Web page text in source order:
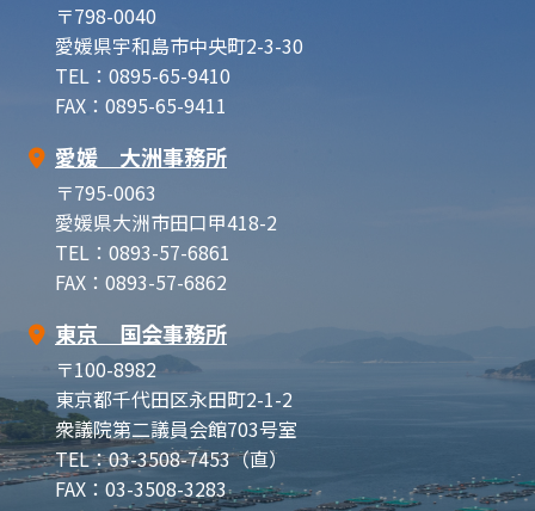
〒798-0040
愛媛県宇和島市中央町2-3-30
TEL：0895-65-9410
FAX：0895-65-9411
愛媛 大洲事務所
〒795-0063
愛媛県大洲市田口甲418-2
TEL：0893-57-6861
FAX：0893-57-6862
東京 国会事務所
〒100-8982
東京都千代田区永田町2-1-2
衆議院第二議員会館703号室
TEL：03-3508-7453（直）
FAX：03-3508-3283